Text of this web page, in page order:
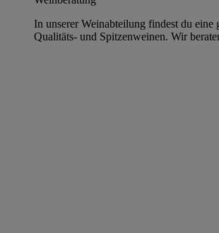
In unserer Weinabteilung findest du eine
Qualitäts- und Spitzenweinen. Wir